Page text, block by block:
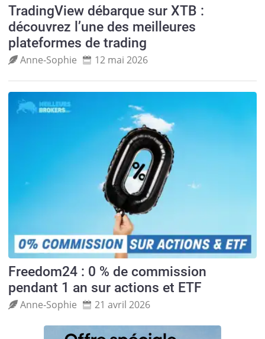
TradingView débarque sur XTB :
découvrez l’une des meilleures
plateformes de trading
Anne‑Sophie 12 mai 2026
Freedom24 : 0 % de commission
pendant 1 an sur actions et ETF
Anne‑Sophie 21 avril 2026